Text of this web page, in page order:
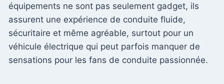
équipements ne sont pas seulement gadget, ils
assurent une expérience de conduite fluide,
sécuritaire et même agréable, surtout pour un
véhicule électrique qui peut parfois manquer de
sensations pour les fans de conduite passionnée.